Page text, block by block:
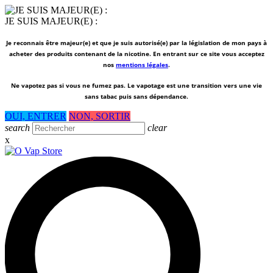
JE SUIS MAJEUR(E) :
Je reconnais être majeur(e) et que je suis autorisé(e) par la législation de mon pays à
acheter des produits contenant de la nicotine. En entrant sur ce site vous acceptez
nos mentions légales.
Ne vapotez pas si vous ne fumez pas. Le vapotage est une transition vers une vie
sans tabac puis sans dépendance.
OUI, ENTRER NON, SORTIR
search
clear
x